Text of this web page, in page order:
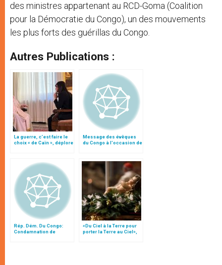
des ministres appartenant au RCD-Goma (Coalition
pour la Démocratie du Congo), un des mouvements
les plus forts des guérillas du Congo.
Autres Publications :
La guerre, c’est faire le
choix « de Caïn », déplore
Message des évêques
du Congo à l'occasion de
Rép. Dém. Du Congo:
Condamnation de
«Du Ciel à la Terre pour
porter la Terre au Ciel»,